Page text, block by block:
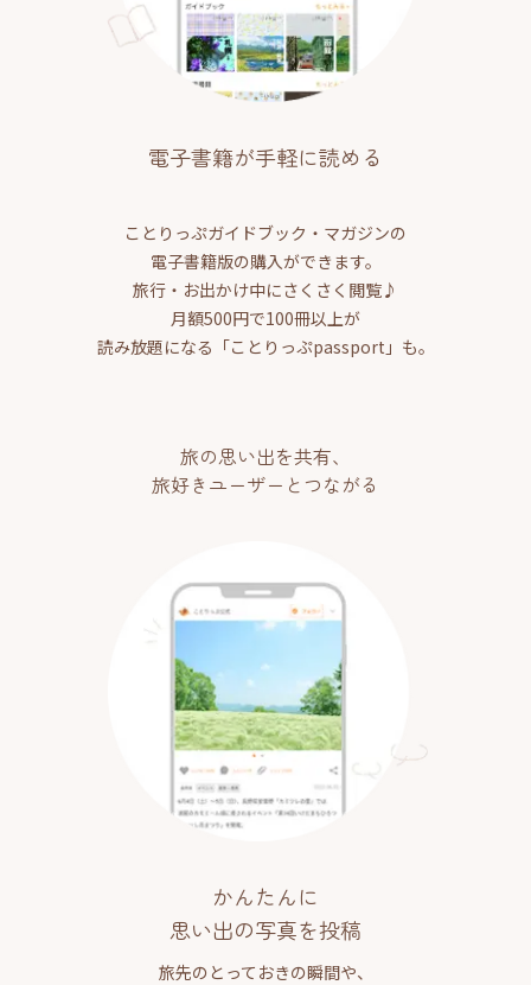
電子書籍が手軽に読める
ことりっぷガイドブック・マガジンの
電子書籍版の購入ができます。
旅行・お出かけ中にさくさく閲覧♪
月額500円で100冊以上が
読み放題になる「ことりっぷpassport」も。
旅の思い出を共有、
旅好きユーザーとつながる
かんたんに
思い出の写真を投稿
旅先のとっておきの瞬間や、